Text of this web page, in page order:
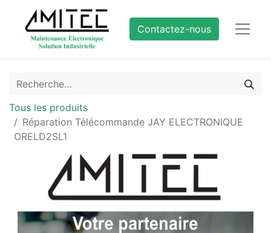
Contactez-nous
Tous les produits
Réparation Télécommande JAY ELECTRONIQUE
ORELD2SL1